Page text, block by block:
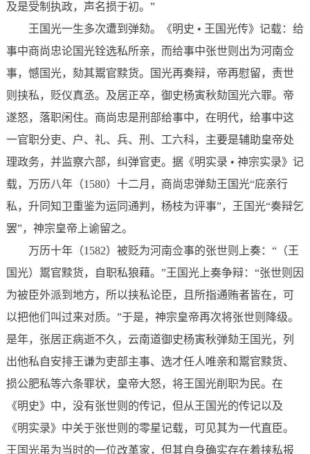
及是受制执政，声名损于初。”
王国光一生多次遭到弹劾。《明史 • 王国光传》记载：给
事中商尚忠论国光铨选私所亲，而给事中张世则出为河南佥
事，憾国光，劾其鬻官黩货。国光再奏辩，帝再慰留，责世
则挟私，贬仪真丞。及居正卒，御史杨寅秋劾国光六罪。帝
遂怒，落职闲住。商尚忠是刑部给事中，在明代，给事中这
一官职分吏、户、礼、兵、刑、工六科，主要是辅助皇帝处
理政务，并监察六部，纠弹官吏。据《明实录 • 神宗实录》记
载，万历八年（1580）十二月，商尚忠弹劾王国光“庇亲行
私，升同知卫重鉴为运同通判，杨枝为评事”，王国光“奏辩乞
罢”，神宗皇帝上谕留之。
万历十年（1582）被贬为河南佥事的张世则上奏：“（王
国光）鬻官黩货，自职私狼藉。”王国光上奏争辩：“张世则因
为被臣外派到地方，所以挟私论臣，且所指通贿者皆在，可
以把他们叫过来对质。”于是，神宗皇帝再次将张世则降级。
是年，张居正病逝不久，云南道御史杨寅秋弹劾王国光，列
出他私自安排王谦为吏部主事、选才任人唯亲和鬻官黩货、
损公肥私等六条罪状，皇帝大怒，将王国光削职为民。在
《明史》中，没有张世则的传记，但从王国光的传记以及
《明实录》中关于张世则的零星记载，可见其为一代直臣。
王国光虽为当时的一位改革家，但其自身确实存在着挟私报